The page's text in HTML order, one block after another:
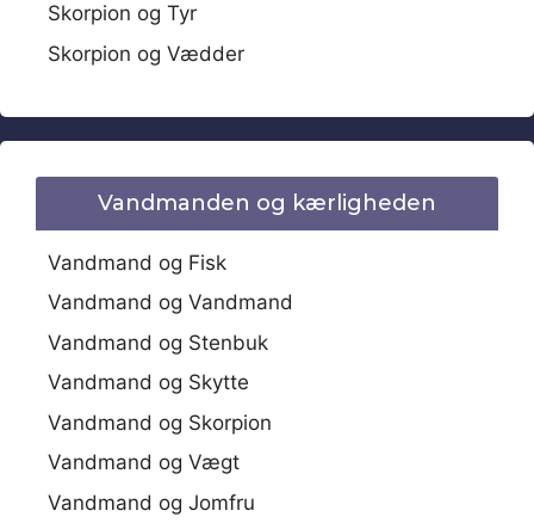
Skorpion og Tyr
Skorpion og Vædder
Vandmanden og kærligheden
Vandmand og Fisk
Vandmand og Vandmand
Vandmand og Stenbuk
Vandmand og Skytte
Vandmand og Skorpion
Vandmand og Vægt
Vandmand og Jomfru